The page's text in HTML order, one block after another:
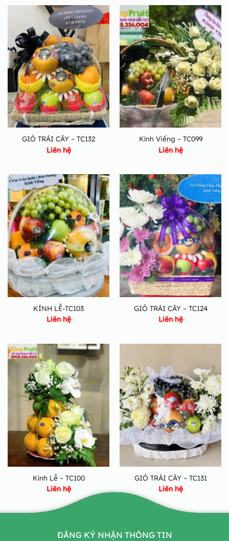
GIỎ TRÁI CÂY – TC132
Liên hệ
Kính Viếng – TC099
Liên hệ
KÍNH LỄ-TC103
Liên hệ
GIỎ TRÁI CÂY – TC124
Liên hệ
Kính Lễ – TC100
Liên hệ
GIỎ TRÁI CÂY – TC131
Liên hệ
ĐĂNG KÝ NHẬN THÔNG TIN